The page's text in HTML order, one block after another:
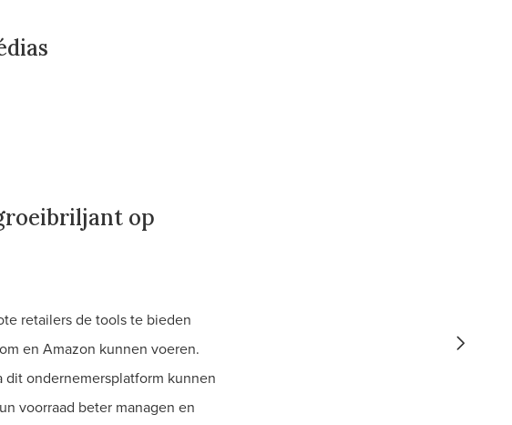
op
retailers de tools te bieden
en Amazon kunnen voeren.
dit ondernemersplatform kunnen
voorraad beter managen en